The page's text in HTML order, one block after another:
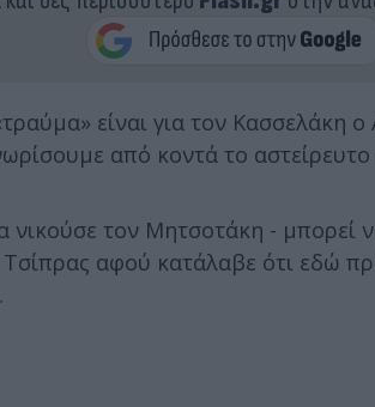
είναι για τον
από κοντά το αστείρευτο
τον Μητσοτάκη - μπορεί
Τσίπρας αφού κατάλαβε ότι εδώ